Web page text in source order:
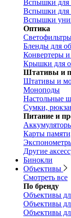
Вспышки для
Вспышки для
Вспышки
Оптика
Бленды для
Конвертеры и
Крышки для
Штативы и
Штативы и
Моноподы
Настольные
Сумки,
Питание и
Карты
Другие
Бинокли
Объективы
Смотреть все
По бренду
Объективы
Объективы
Объективы